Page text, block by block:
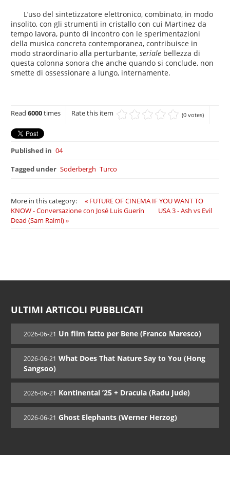
L’uso del sintetizzatore elettronico, combinato, in modo
insolito, con gli strumenti in cristallo con cui Martinez da
tempo lavora, punto di incontro con le sperimentazioni
della musica concreta contemporanea, contribuisce in
modo straordinario alla perturbante,seriale bellezza di
questa colonna sonora che anche quando si conclude, non
smette di ossessionare a lungo, internamente.
Read6000times Rate this item (0 votes)
Published in 04
Tagged under Soderbergh Turco
More in this category:
« FUTURE OF CINEMA IF YOU WANT TO
KNOW - Conversazione con José Luis Guerín
USA 3 - Ash vs Evil
Dead (Sam Raimi) »
ULTIMI ARTICOLI PUBBLICATI
2026-06-21 Un film fatto per Bene (Franco Maresco)
2026-06-21 What Does That Nature Say to You (Hong
Sangsoo)
2026-06-21 Kontinental ’25 + Dracula (Radu Jude)
2026-06-21 Ghost Elephants (Werner Herzog)